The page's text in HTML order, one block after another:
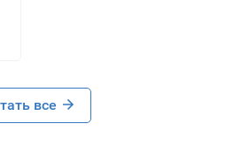
все